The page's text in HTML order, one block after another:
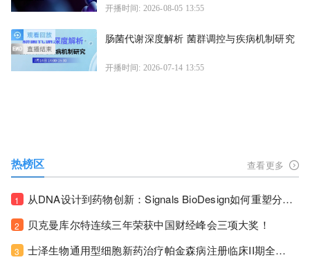
开播时间: 2026-08-05 13:55
肠菌代谢深度解析 菌群调控与疾病机制研究
开播时间: 2026-07-14 13:55
热榜区 查看更多
1 从DNA设计到药物创新：Signals BioDesign如何重塑分子生物学研发生态！
2 贝克曼库尔特连续三年荣获中国财经峰会三项大奖！
3 士泽生物通用型细胞新药治疗帕金森病注册临床II期全部入组完成！